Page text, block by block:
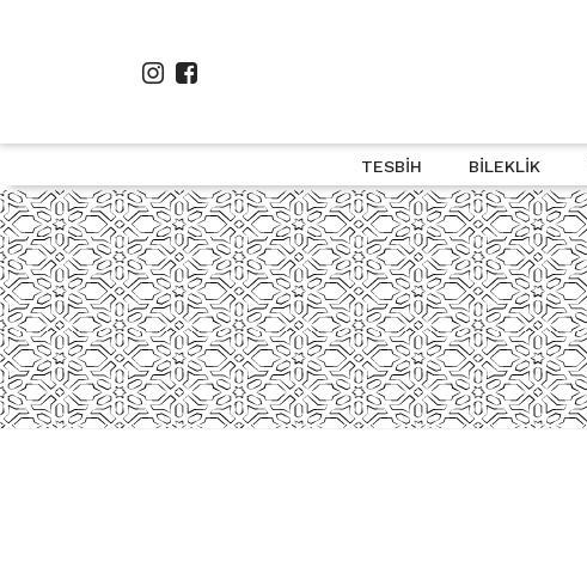
TESBIH BILEKLIK